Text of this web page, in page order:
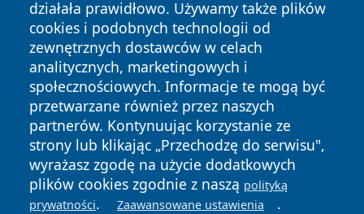
działała prawidłowo. Używamy także plików
cookies i podobnych technologii od
zewnętrznych dostawców w celach
analitycznych, marketingowych i
społecznościowych. Informacje te mogą być
przetwarzane również przez naszych
partnerów. Kontynuując korzystanie ze
strony lub klikając „Przechodzę do serwisu",
wyrażasz zgodę na użycie dodatkowych
plików cookies zgodnie z naszą polityką
prywatności. Zaawansowane ustawienia .
Copyright © 2026 jastrzebienews.pl Wszystkie prawa
zastrzeżone.
News Autorzy
Polityka
Prywatności
Polityka
Cookies